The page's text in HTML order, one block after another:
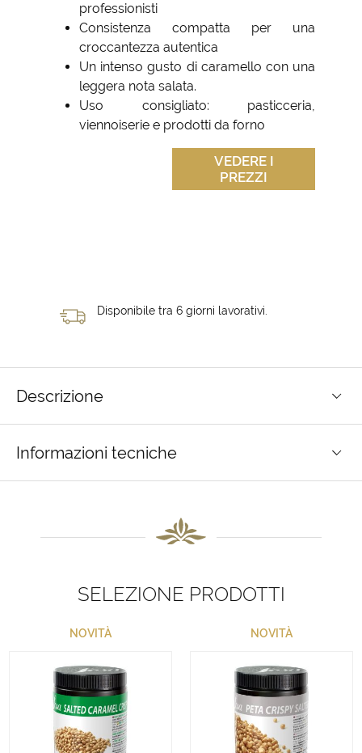
professionisti
Consistenza compatta per una
croccantezza autentica
Un intenso gusto di caramello con una
leggera nota salata.
Uso consigliato: pasticceria,
viennoiserie e prodotti da forno
VEDERE I
PREZZI
Disponibile tra 6 giorni lavorativi.
Descrizione
Informazioni tecniche
SELEZIONE PRODOTTI
NOVITÀ NOVITÀ